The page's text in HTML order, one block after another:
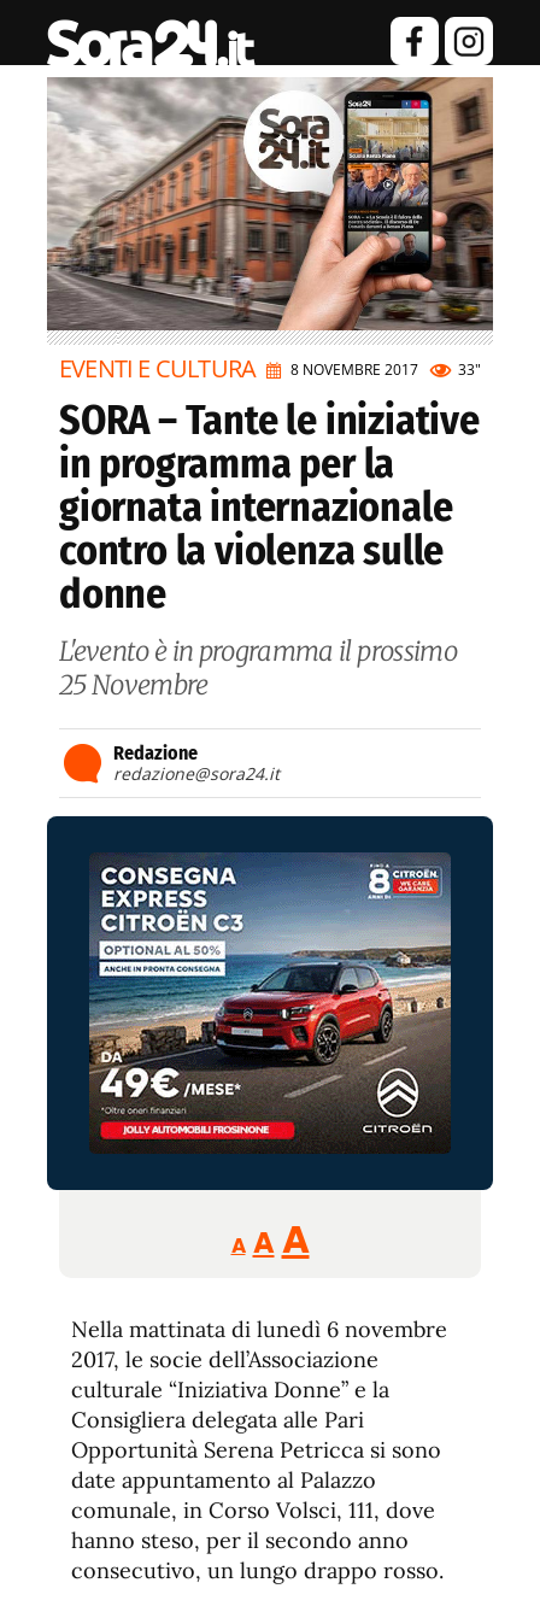
8 NOVEMBRE 2017 33"
EVENTI E CULTURA
SORA – Tante le iniziative
in programma per la
giornata internazionale
contro la violenza sulle
donne
L'evento è in programma il prossimo
25 Novembre
Redazione
redazione@sora24.it
A
Reducir
tamaño
A Restablecer
de
fuente
AAumentar
de
fuente.
Nella mattinata di lunedì 6 novembre
2017, le socie dell’Associazione
culturale “Iniziativa Donne” e la
Consigliera delegata alle Pari
Opportunità Serena Petricca si sono
date appuntamento al Palazzo
comunale, in Corso Volsci, 111, dove
hanno steso, per il secondo anno
consecutivo, un lungo drappo rosso.